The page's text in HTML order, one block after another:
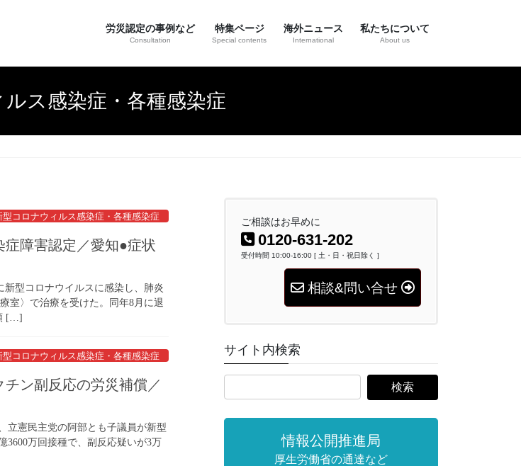
労災認定の事例など
Consultation
特集ページ
Special contents
海外ニュース
International
私たちについて
About us
ス感染症・各種感染症
型コロナウィルス感染症・各種感染症
障害認定／愛知●症状
新型コロナウイルスに感染し、肺炎
室〉で治療を受けた。同年8月に退
[…]
型コロナウィルス感染症・各種感染症
ン副反応の労災補償／
立憲民主党の阿部とも子議員が新型
3600万回接種で、副反応疑いが3万
ご相談はお早めに
0120-631-202
受付時間 10:00-16:00 [ 土・日・祝日除く ]
相談&問い合せ
サイト内検索
情報公開推進局
厚生労働省の通達など